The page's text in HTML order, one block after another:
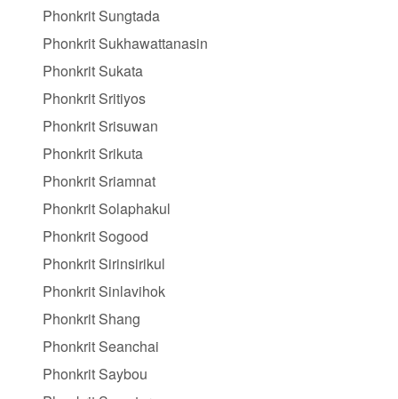
Phonkrit Sungtada
Phonkrit Sukhawattanasin
Phonkrit Sukata
Phonkrit Sritiyos
Phonkrit Srisuwan
Phonkrit Srikuta
Phonkrit Sriamnat
Phonkrit Solaphakul
Phonkrit Sogood
Phonkrit Sirinsirikul
Phonkrit Sinlavihok
Phonkrit Shang
Phonkrit Seanchai
Phonkrit Saybou